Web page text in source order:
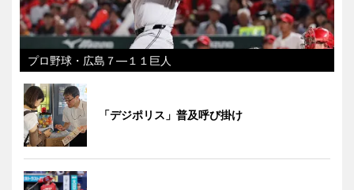
プロ野球・広島７―１１巨人
「デジポリス」普及呼び掛け